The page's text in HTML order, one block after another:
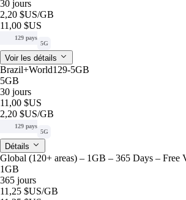
30 jours
2,20 $US/GB
11,00 $US
129 pays
5G
Voir les détails
Brazil+World129-5GB
5GB
30 jours
11,00 $US
2,20 $US/GB
129 pays
5G
Détails
Global (120+ areas) – 1GB – 365 Days – Free
1GB
365 jours
11,25 $US/GB